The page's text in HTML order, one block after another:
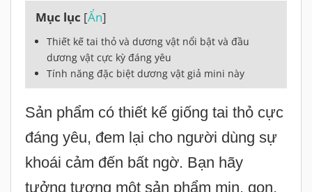
Mục lục [Ẩn]
Thiết kế tai thỏ và dương vật nổi bật và đầu
dương vật cực kỳ đáng yêu
Tính năng đặc biệt dương vật giả mini này
Sản phẩm có thiết kế giống tai thỏ cực
đáng yêu, đem lại cho người dùng sự
khoái cảm đến bất ngờ. Bạn hãy
tưởng tượng một sản phẩm mịn, gọn,